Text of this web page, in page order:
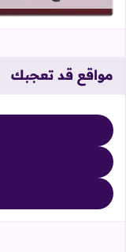
مواقع قد تعجبك